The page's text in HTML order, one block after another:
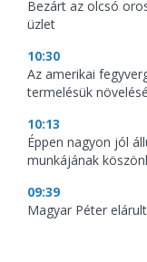
Bezárt az olcsó
üzlet
10:30
Az amerikai
termelésük
10:13
Éppen nagyon jól
munkájának
09:39
Magyar Péter